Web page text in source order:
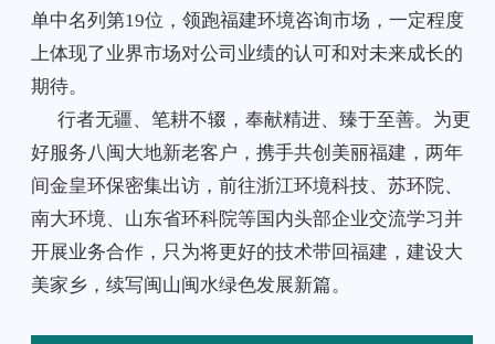
单中名列第19位，领跑福建环境咨询市场，一定程度
上体现了业界市场对公司业绩的认可和对未来成长的
期待。
行者无疆、笔耕不辍，奉献精进、臻于至善。为更
好服务八闽大地新老客户，携手共创美丽福建，两年
间金皇环保密集出访，前往浙江环境科技、苏环院、
南大环境、山东省环科院等国内头部企业交流学习并
开展业务合作，只为将更好的技术带回福建，建设大
美家乡，续写闽山闽水绿色发展新篇。